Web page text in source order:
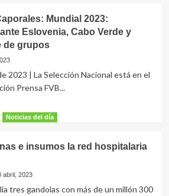
Mundial 2023:
Eslovenia, Cabo Verde y
de grupos
2023 | La Selección Nacional está en el
Prensa FVB...
Noticias del día
e insumos la red hospitalaria
abril, 2023
tres gandolas con más de un millón 300